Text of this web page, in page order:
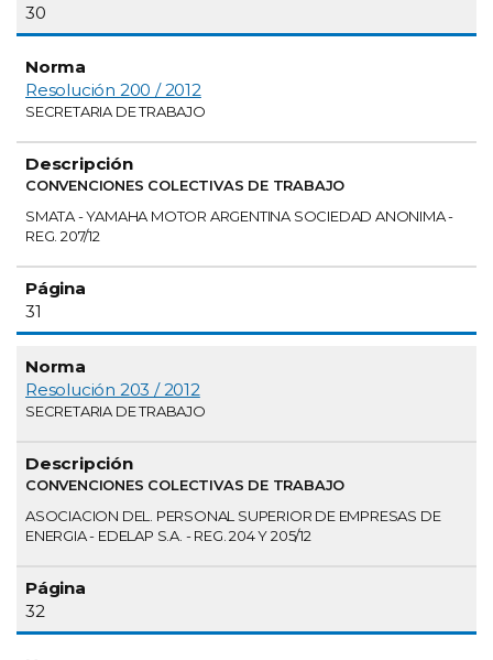
30
Resolución 200 / 2012
SECRETARIA DE TRABAJO
CONVENCIONES COLECTIVAS DE TRABAJO
SMATA - YAMAHA MOTOR ARGENTINA SOCIEDAD ANONIMA -
REG. 207/12
31
Resolución 203 / 2012
SECRETARIA DE TRABAJO
CONVENCIONES COLECTIVAS DE TRABAJO
ASOCIACION DEL. PERSONAL SUPERIOR DE EMPRESAS DE
ENERGIA - EDELAP S.A. - REG. 204 Y 205/12
32